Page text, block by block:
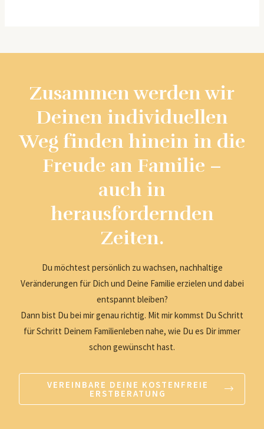
Zusammen werden wir
Deinen individuellen
Weg finden hinein in die
Freude an Familie –
auch in
herausfordernden
Zeiten.
Du möchtest persönlich zu wachsen, nachhaltige
Veränderungen für Dich und Deine Familie erzielen und dabei
entspannt bleiben?
Dann bist Du bei mir genau richtig. Mit mir kommst Du Schritt
für Schritt Deinem Familienleben nahe, wie Du es Dir immer
schon gewünscht hast.
VEREINBARE DEINE KOSTENFREIE
ERSTBERATUNG